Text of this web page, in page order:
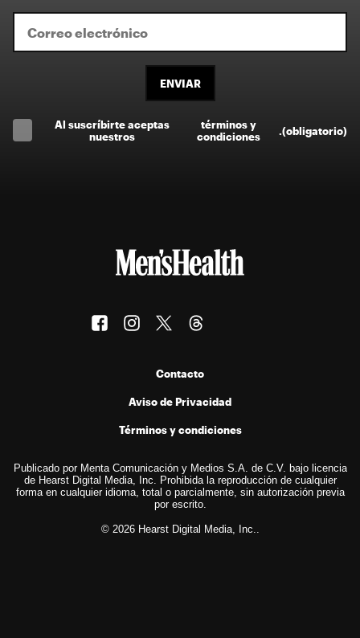
ENVIAR
Al suscríbirte aceptas
nuestros
términos y
condiciones
(obligatorio)
Contacto
Aviso de Privacidad
Términos y condiciones
Publicado por Menta Comunicación y Medios S.A. de C.V. bajo licencia
de Hearst Digital Media, Inc. Prohibida la reproducción de cualquier
forma en cualquier idioma, total o parcialmente, sin autorización previa
por escrito.
© 2026 Hearst Digital Media, Inc..